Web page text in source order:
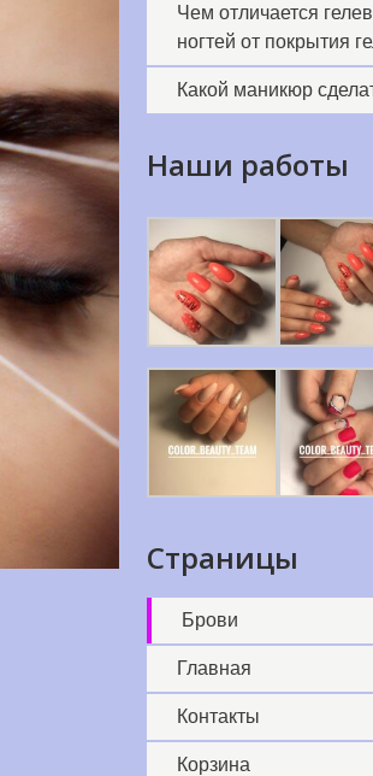
Чем отличается
ногтей от покрытия
Какой маникюр
Наши работы
Страницы
Брови
Главная
Контакты
Корзина